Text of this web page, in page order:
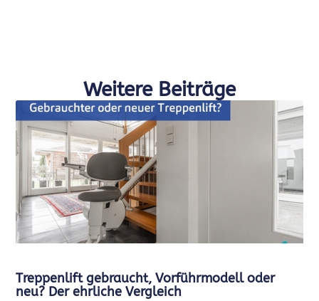
Weitere Beiträge
Treppenlift gebraucht, Vorführmodell oder
neu? Der ehrliche Vergleich